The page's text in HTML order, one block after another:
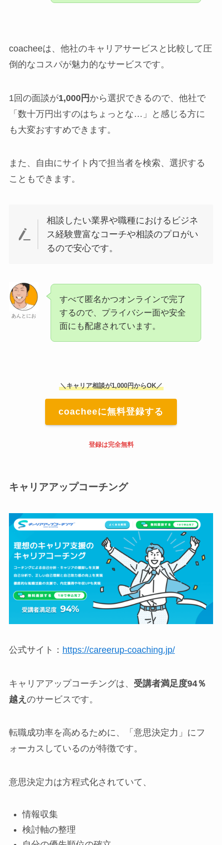
coacheeは、他社のキャリアサービスと比較して圧
倒的なコスパが魅力的なサービスです。
1回の面談が1,000円 から選択できるので、他社で
「数十万円出すのはちょっとな…」と感じる方に
も大変おすすめできます。
また、自由にサイト内で担当者を検索、選択する
こともできます。
相談したい業界や職種におけるビジネ
ス経験豊富なコーチや相談のプロがい
るので安心です。
あんとにお
すべて匿名かつオンラインで完了
するので、プライバシー面や安全
面にも配慮されています。
＼キャリア相談が1,000円からOK／
coacheeに無料登録する
登録は完全無料
キャリアアップコーチング
公式サイト： https://careerup-coaching.jp/
キャリアアップコーチングは、 受講者満足度94％
越え のサービスです。
転職成功率を高めるために、「意思決定力」にフ
ォーカスしているのが特徴です。
意思決定力は方程式化されていて、
情報収集
検討軸の整理